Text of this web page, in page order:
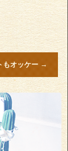
もオッケー →